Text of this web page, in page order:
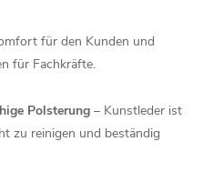
für den Kunden und
für Fachkräfte.
Polsterung – Kunstleder ist
zu reinigen und beständig